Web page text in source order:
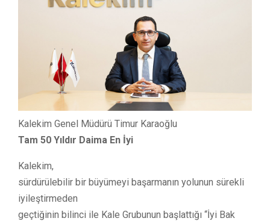
Kalekim Genel Müdürü Timur Karaoğlu
Tam 50 Yıldır Daima En İyi
Kalekim,
sürdürülebilir bir büyümeyi başarmanın yolunun sürekli
iyileştirmeden
geçtiğinin bilinci ile Kale Grubunun başlattığı “İyi Bak